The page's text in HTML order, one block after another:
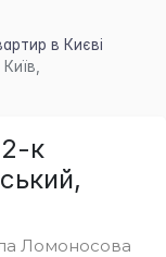
в Києві
к
Ломоносова